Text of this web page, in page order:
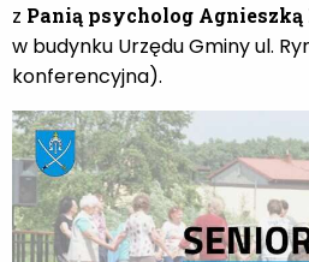
z Panią psycholog Agnieszką
w budynku Urzędu Gminy ul.
konferencyjna).